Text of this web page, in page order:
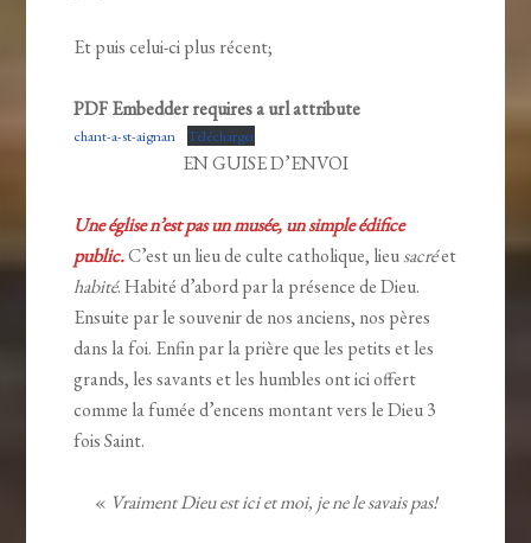
Et puis celui-ci plus récent;
PDF Embedder requires a url attribute
chant-a-st-aignan Télécharger
EN GUISE D’ENVOI
Une église n’est pas un musée, un simple édifice
public.C’est un lieu de culte catholique, lieusacréet
habité. Habité d’abord par la présence de Dieu.
Ensuite par le souvenir de nos anciens, nos pères
dans la foi. Enfin par la prière que les petits et les
grands, les savants et les humbles ont ici offert
comme la fumée d’encens montant vers le Dieu 3
fois Saint.
« Vraiment Dieu est ici et moi, je ne le savais pas!